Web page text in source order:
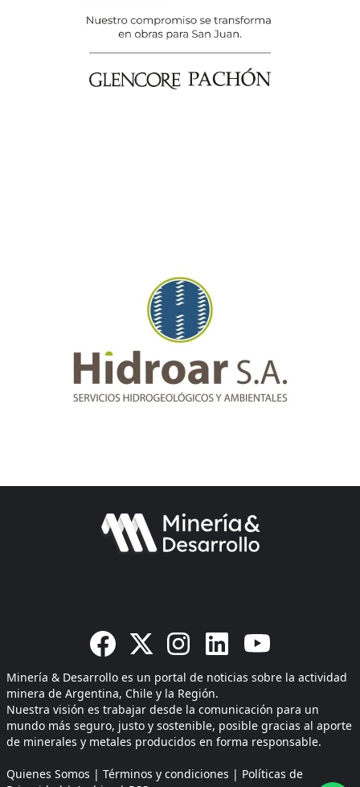
Minería & Desarrollo es un portal de noticias sobre la actividad
minera de Argentina, Chile y la Región.
Nuestra visión es trabajar desde la comunicación para un
mundo más seguro, justo y sostenible, posible gracias al aporte
de minerales y metales producidos en forma responsable.
Quienes Somos | Términos y condiciones | Políticas de